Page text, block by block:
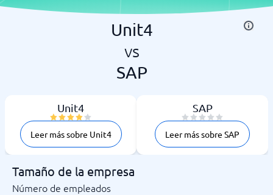
Unit4
vs
SAP
Unit4
Leer más sobre Unit4
SAP
Leer más sobre SAP
Tamaño de la empresa
Número de empleados